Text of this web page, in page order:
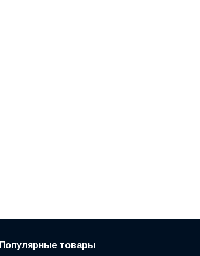
Популярные товары